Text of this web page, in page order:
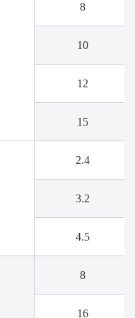
8
10
12
15
2.4
3.2
4.5
8
16